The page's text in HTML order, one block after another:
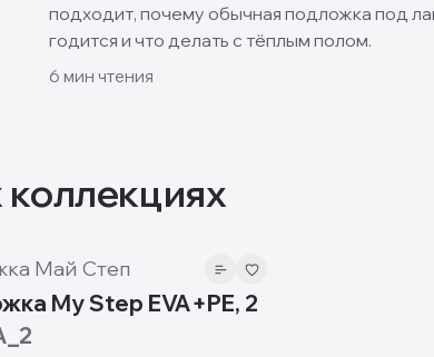
подходит, почему обычная подложка под
годится и что делать с тёплым полом.
6 мин чтения
Май Степ
My Step EVA+PE, 2